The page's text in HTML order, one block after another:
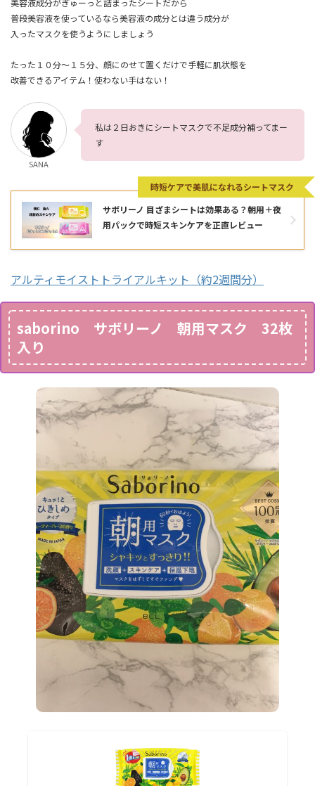
普段美容液を使っているなら美容液の成分とは違う成分が
入ったマスクを使うようにしましょう
たった１０分～１５分、顔にのせて置くだけで手軽に肌状態を
改善できるアイテム！使わない手はない！
SANA
私は２日おきにシートマスクで不足成分補ってまー
す
サボリーノ 目ざまシートは効果ある？朝用＋夜
用パックで時短スキンケアを正直レビュー
時短ケアで美肌になれるシートマスク
アルティモイストトライアルキット（約2週間分）
saborino サボリーノ 朝用マスク 32枚
入り